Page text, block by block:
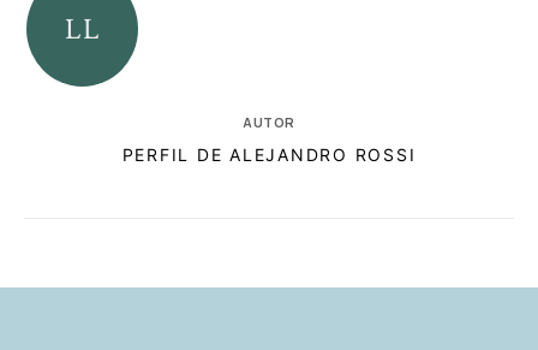
AUTOR
PERFIL DE ALEJANDRO ROSSI